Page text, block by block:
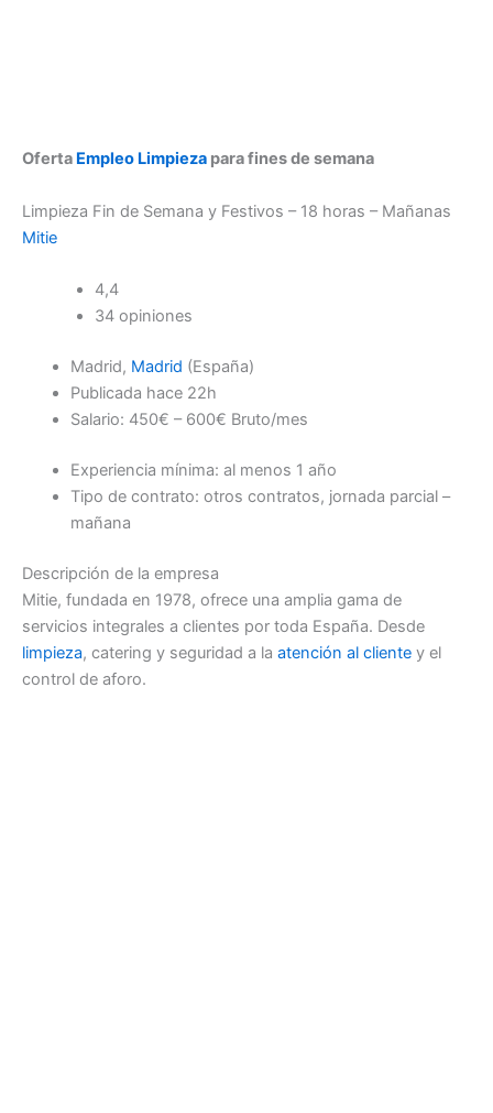
Oferta Empleo Limpieza para fines de semana
Limpieza Fin de Semana y Festivos – 18 horas – Mañanas
Mitie
4,4
34 opiniones
Madrid, Madrid (España)
Publicada hace 22h
Salario: 450€ – 600€ Bruto/mes
Experiencia mínima: al menos 1 año
Tipo de contrato: otros contratos, jornada parcial –
mañana
Descripción de la empresa
Mitie, fundada en 1978, ofrece una amplia gama de
servicios integrales a clientes por toda España. Desde
limpieza, catering y seguridad a la atención al cliente y el
control de aforo.